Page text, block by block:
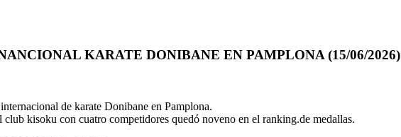
KARATE DONIBANE EN PAMPLONA (15/06/2026)
de karate Donibane en Pamplona.
kisoku con cuatro competidores quedó noveno en el ranking.de medallas.